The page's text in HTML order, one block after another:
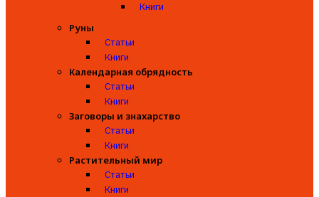
Книги
Руны
Статьи
Книги
Календарная обрядность
Статьи
Книги
Заговоры и знахарство
Статьи
Книги
Растительный мир
Статьи
Книги